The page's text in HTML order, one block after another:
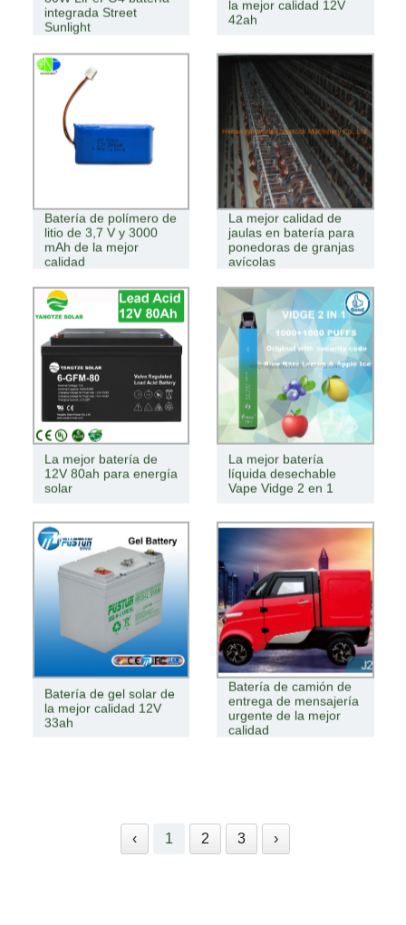
integrada Street
Sunlight
la mejor calidad 12V
42ah
Batería de polímero de
litio de 3,7 V y 3000
mAh de la mejor
calidad
La mejor calidad de
jaulas en batería para
ponedoras de granjas
avícolas
La mejor batería de
12V 80ah para energía
solar
La mejor batería
líquida desechable
Vape Vidge 2 en 1
Batería de gel solar de
la mejor calidad 12V
33ah
Batería de camión de
entrega de mensajería
urgente de la mejor
calidad
‹ 1 2 3 ›